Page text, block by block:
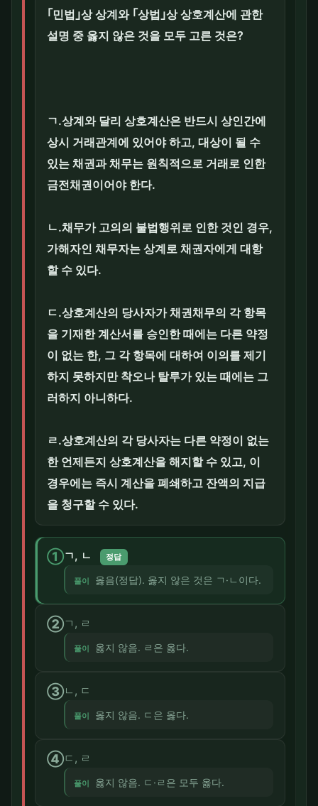
｢민법｣상 상계와 ｢상법｣상 상호계산에 관한
설명 중 옳지 않은 것을 모두 고른 것은?
ㄱ.상계와 달리 상호계산은 반드시 상인간에
상시 거래관계에 있어야 하고, 대상이 될 수
있는 채권과 채무는 원칙적으로 거래로 인한
금전채권이어야 한다.
ㄴ.채무가 고의의 불법행위로 인한 것인 경우,
가해자인 채무자는 상계로 채권자에게 대항
할 수 있다.
ㄷ.상호계산의 당사자가 채권채무의 각 항목
을 기재한 계산서를 승인한 때에는 다른 약정
이 없는 한, 그 각 항목에 대하여 이의를 제기
하지 못하지만 착오나 탈루가 있는 때에는 그
러하지 아니하다.
ㄹ.상호계산의 각 당사자는 다른 약정이 없는
한 언제든지 상호계산을 해지할 수 있고, 이
경우에는 즉시 계산을 폐쇄하고 잔액의 지급
을 청구할 수 있다.
①ㄱ, ㄴ 정답
풀이 옳음(정답). 옳지 않은 것은 ㄱ·ㄴ이다.
②ㄱ, ㄹ
풀이 옳지 않음. ㄹ은 옳다.
③ㄴ, ㄷ
풀이 옳지 않음. ㄷ은 옳다.
④ㄷ, ㄹ
풀이 옳지 않음. ㄷ·ㄹ은 모두 옳다.